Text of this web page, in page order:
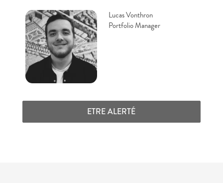
Lucas Vonthron
Portfolio Manager
ETRE ALERTÉ